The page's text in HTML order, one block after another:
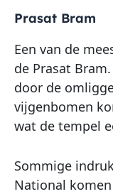
Prasat Bram
Een van de
de Prasat
door de
vijgenbomen
wat de tempel
Sommige
National